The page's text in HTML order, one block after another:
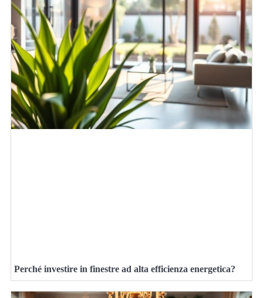
Perché investire in finestre ad alta efficienza energetica?